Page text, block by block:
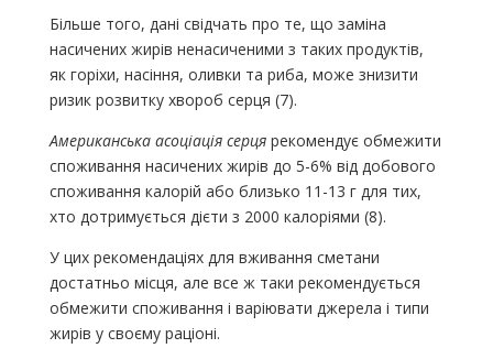
Більше того, дані свідчать про те, що заміна
насичених жирів ненасиченими з таких продуктів,
як горіхи, насіння, оливки та риба, може знизити
ризик розвитку хвороб серця (7).
Американська асоціація серцярекомендує обмежити
споживання насичених жирів до 5-6% від добового
споживання калорій або близько 11-13 г для тих,
хто дотримується дієти з 2000 калоріями (8).
У цих рекомендаціях для вживання сметани
достатньо місця, але все ж таки рекомендується
обмежити споживання і варіювати джерела і типи
жирів у своєму раціоні.